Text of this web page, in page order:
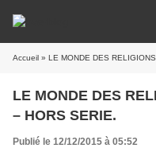
Accueil » LE MONDE DES
LE MONDE DES
– HORS SERIE.
Publié le 12/12/2015 à 05:52